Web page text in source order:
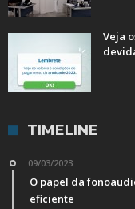
Veja
TIMELINE
09/03/2023
O papel da
eficiente